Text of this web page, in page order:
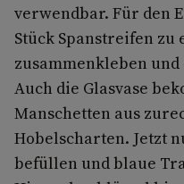
verwendbar. Für den
Stück Spanstreifen zu
zusammenkleben
Auch die Glasvase
Manschetten aus
Hobelscharten. Jetzt
befüllen und blaue